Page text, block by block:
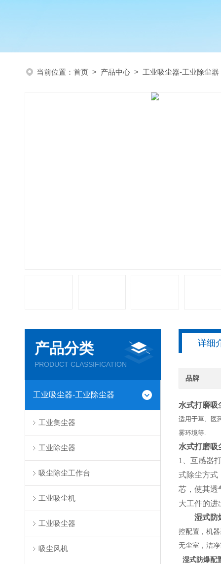
当前位置： 首页 > 产品中心 > 工业吸尘器-工业除尘器
产品分类
PRODUCT CLASSIFICATION
工业吸尘器-工业除尘器
工业集尘器
工业除尘器
吸尘除尘工作台
工业吸尘机
工业吸尘器
吸尘风机
详细
品牌
水式打磨吸
适用于草、医
雾环境等.
水式打磨吸
1
、互感器
式除尘方式
芯，使其透
大工件的进
湿式防
控配置，机
无尘室，洁
湿式防爆配